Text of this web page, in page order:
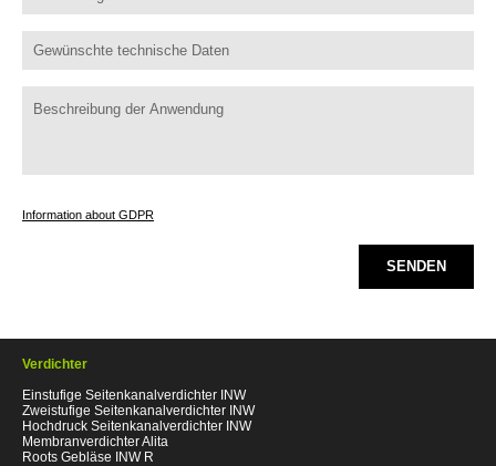
Information about GDPR
SENDEN
Verdichter
Einstufige Seitenkanalverdichter INW
Zweistufige Seitenkanalverdichter INW
Hochdruck Seitenkanalverdichter INW
Membranverdichter Alita
Roots Gebläse INW R